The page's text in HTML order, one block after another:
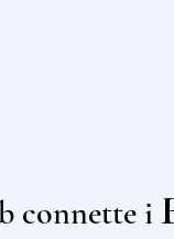
connette i